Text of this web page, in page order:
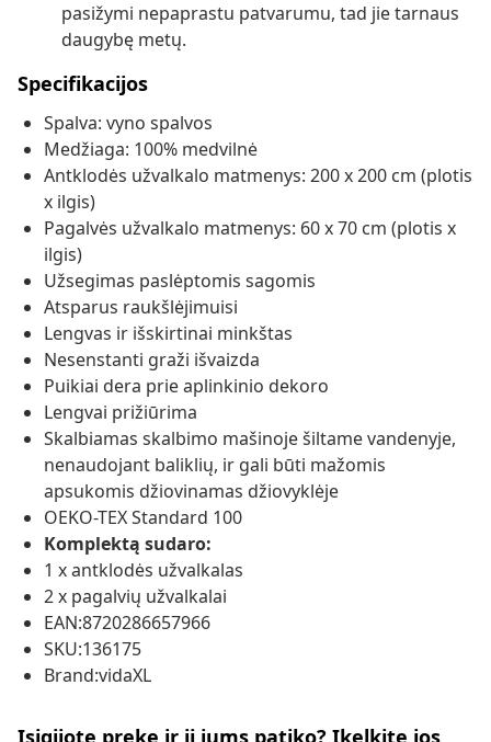
pasižymi nepaprastu patvarumu, tad jie tarnaus
daugybę metų.
Specifikacijos
Spalva: vyno spalvos
Medžiaga: 100% medvilnė
Antklodės užvalkalo matmenys: 200 x 200 cm (plotis
x ilgis)
Pagalvės užvalkalo matmenys: 60 x 70 cm (plotis x
ilgis)
Užsegimas paslėptomis sagomis
Atsparus raukšlėjimuisi
Lengvas ir išskirtinai minkštas
Nesenstanti graži išvaizda
Puikiai dera prie aplinkinio dekoro
Lengvai prižiūrima
Skalbiamas skalbimo mašinoje šiltame vandenyje,
nenaudojant baliklių, ir gali būti mažomis
apsukomis džiovinamas džiovyklėje
OEKO-TEX Standard 100
Komplektą sudaro:
1 x antklodės užvalkalas
2 x pagalvių užvalkalai
EAN:8720286657966
SKU:136175
Brand:vidaXL
Įsigijote prekę ir ji jums patiko? Įkelkite jos